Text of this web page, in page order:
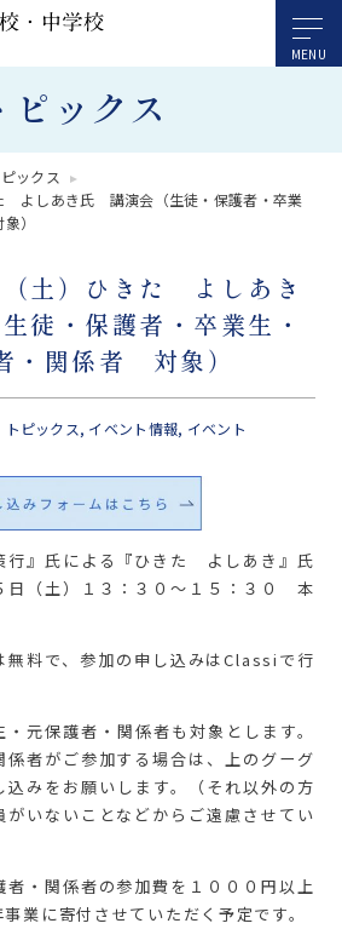
ピックス
ピックス
よしあき氏 講演会（生徒・保護者・卒業
）
（土）ひきた よしあき
徒・保護者・卒業生・
・関係者 対象）
トピックス イベント情報 イベント
行』氏による『ひきた よしあき』氏
日（土）１３：３０～１５：３０ 本
無料で、参加の申し込みはClassiで行
元保護者・関係者も対象とします。
者がご参加する場合は、上のグーグ
込みをお願いします。（それ以外の方
がいないことなどからご遠慮させてい
者・関係者の参加費を１０００円以上
業に寄付させていただく予定です。